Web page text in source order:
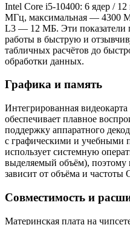
Intel Core i5-10400: 6 ядер / 12
МГц, максимальная — 4300
L3 — 12 МБ. Эти показатели
работы в быструю и
табличных расчётов до
обработки данных.
Графика и память
Интегрированная
обеспечивает плавное
поддержку аппаратного
с графическими и учебными
использует системную
выделяемый объём), поэтому
зависит от объёма и частоты
Совместимость и
Материнская плата на